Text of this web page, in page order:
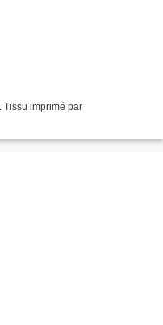
Tissu imprimé par